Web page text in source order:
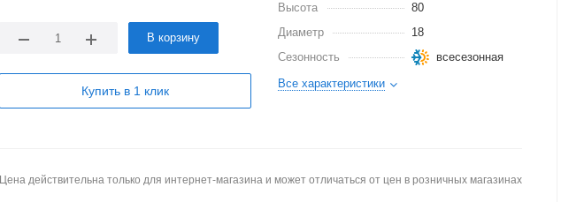
В корзину
Купить в 1 клик
Высота
80
Диаметр
18
Сезонность
всесезонная
Все характеристики
Цена действительна только для интернет-магазина и может отличаться от цен в розничных магазинах